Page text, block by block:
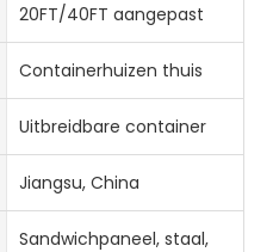
20FT/40FT aangepast
Containerhuizen thuis
Uitbreidbare container
Jiangsu, China
Sandwichpaneel, staal,